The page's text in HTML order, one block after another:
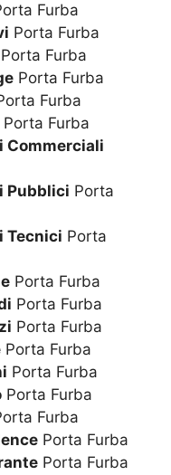
Furba
Porta Furba
Porta Furba
Porta Furba
Furba
Porta Furba
Commerciali
Pubblici Porta
Tecnici Porta
Porta Furba
Porta Furba
Porta Furba
Porta Furba
Porta Furba
Porta Furba
Furba
Porta Furba
Porta Furba